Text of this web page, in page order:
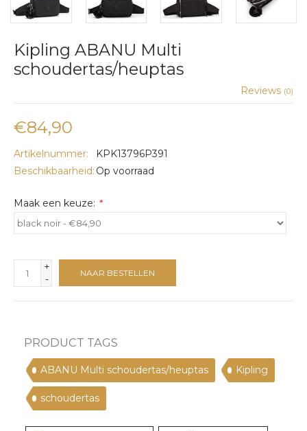
Kipling ABANU Multi
schoudertas/heuptas
Reviews (0)
€84,90
Artikelnummer:
KPK13796P391
Beschikbaarheid: Op voorraad
Maak een keuze: *
+
-
NAAR BESTELLEN
PRODUCT TAGS
ABANU Multi schoudertas/heuptas Kipling
schoudertas